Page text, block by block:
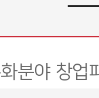
분야 창